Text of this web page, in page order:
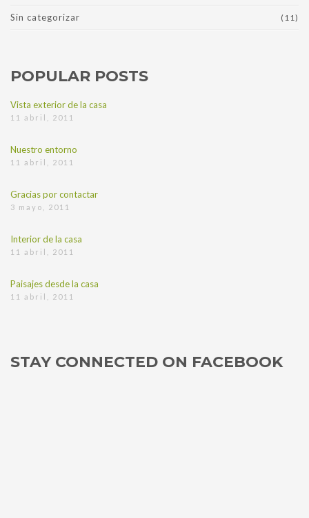
Sin categorizar (11)
POPULAR POSTS
Vista exterior de la casa
11 abril, 2011
Nuestro entorno
11 abril, 2011
Gracias por contactar
3 mayo, 2011
Interior de la casa
11 abril, 2011
Paisajes desde la casa
11 abril, 2011
STAY CONNECTED ON FACEBOOK